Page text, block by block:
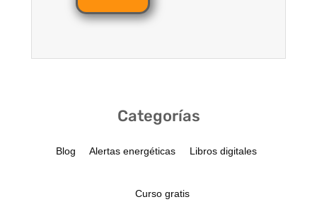
Categorías
Blog Alertas energéticas Libros digitales
Curso gratis